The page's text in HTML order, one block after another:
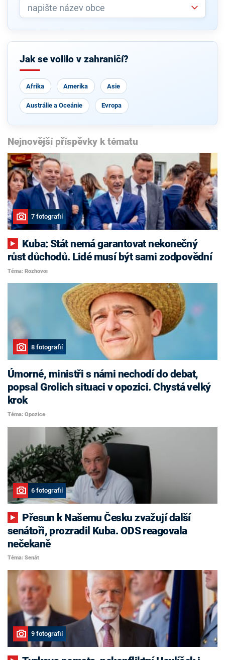
Jak se volilo v zahraničí?
Afrika Amerika Asie
Austrálie a Oceánie Evropa
Nejnovější příspěvky k tématu
7 fotografií
růst důchodů. Lidé musí být sami zodpovědní
Téma: Rozhovor
8 fotografií
Úmorné, ministři s námi nechodí do debat,
popsal Grolich situaci v opozici. Chystá velký
krok
Téma: Opozice
6 fotografií
senátoři, prozradil Kuba. ODS reagovala
nečekaně
Téma: Senát
9 fotografií